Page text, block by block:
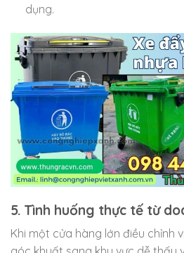
dụng.
5. Tình huống thực tế từ
Khi một cửa hàng lớn điều chỉnh